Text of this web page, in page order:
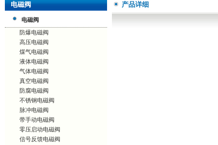
电磁阀
电磁阀
防爆电磁阀
高压电磁阀
煤气电磁阀
液体电磁阀
气体电磁阀
真空电磁阀
防腐电磁阀
不锈钢电磁阀
脉冲电磁阀
带手动电磁阀
零压启动电磁阀
信号反馈电磁阀
产品详细